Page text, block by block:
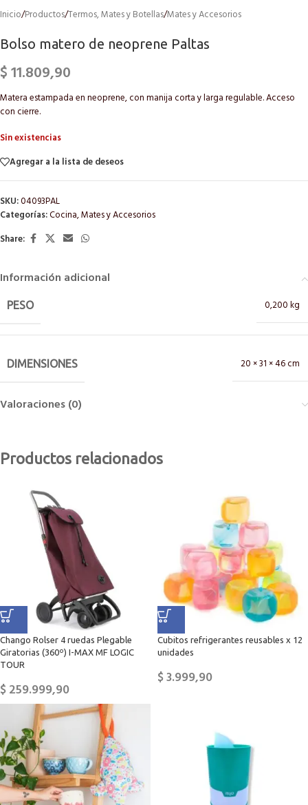
Inicio/Productos/Termos, Mates y Botellas/Mates y Accesorios
Bolso matero de neoprene Paltas
$11.809,90
Matera estampada en neoprene, con manija corta y larga regulable. Acceso
con cierre.
Sin existencias
Agregar a la lista de deseos
SKU:04093PAL
Categorías:Cocina,Mates y Accesorios
Share:
Información adicional
PESO 0,200 kg
DIMENSIONES 20 × 31 × 46 cm
Valoraciones (0)
Productos relacionados
Chango Rolser 4 ruedas Plegable
Giratorias (360º) I-MAX MF LOGIC
TOUR
$259.999,90
Cubitos refrigerantes reusables x 12
unidades
$3.999,90